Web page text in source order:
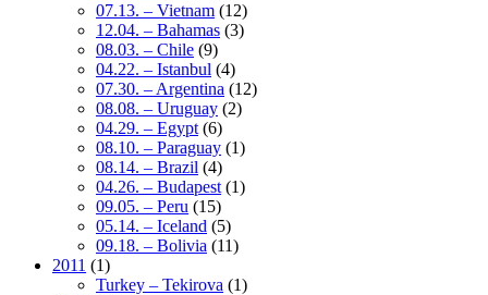
07.13. – Vietnam (12)
12.04. – Bahamas (3)
08.03. – Chile (9)
04.22. – Istanbul (4)
07.30. – Argentina (12)
08.08. – Uruguay (2)
04.29. – Egypt (6)
08.10. – Paraguay (1)
08.14. – Brazil (4)
04.26. – Budapest (1)
09.05. – Peru (15)
05.14. – Iceland (5)
09.18. – Bolivia (11)
2011 (1)
Turkey – Tekirova (1)